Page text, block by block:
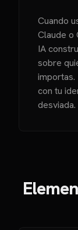
Cuando
Claude o
IA
sobre
importas.
con tu
desviada.